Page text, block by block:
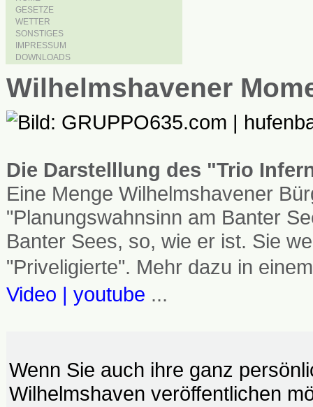
GESETZE
WETTER
SONSTIGES
IMPRESSUM
DOWNLOADS
Wilhelmshavener
Die Darstelllung des "Trio
Eine Menge Wilhelmshavener
"Planungswahnsinn am Banter
Banter Sees, so, wie er ist. Sie
"Priveligierte". Mehr dazu in
Video | youtube ...
Wenn Sie auch ihre ganz
Wilhelmshaven veröffentlichen